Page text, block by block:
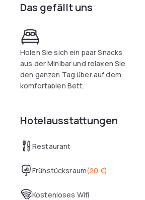
Das gefällt uns
Holen Sie sich ein paar Snacks
aus der Minibar und relaxen Sie
den ganzen Tag über auf dem
komfortablen Bett.
Hotelausstattungen
Restaurant
Frühstücksraum(20 €)
Kostenloses Wifi